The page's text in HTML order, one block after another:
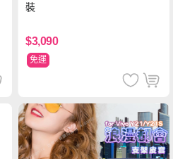
裝
$3,090
免運